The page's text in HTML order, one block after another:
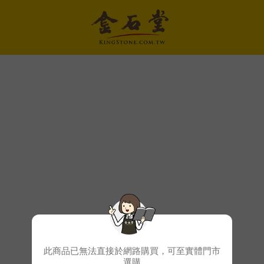
此商品已無法直接於網路購買，可至實體門市
選購